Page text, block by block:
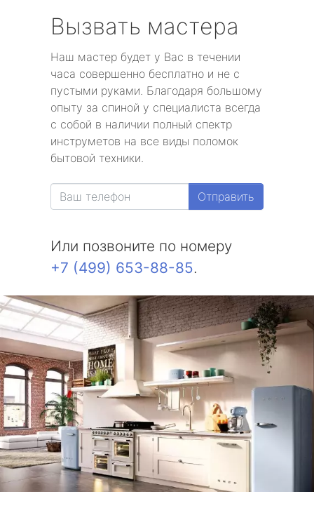
Вызвать мастера
Наш мастер будет у Вас в течении
часа совершенно бесплатно и не с
пустыми руками. Благодаря большому
опыту за спиной у специалиста всегда
с собой в наличии полный спектр
инструметов на все виды поломок
бытовой техники.
Отправить
Или позвоните по номеру
+7 (499) 653-88-85.